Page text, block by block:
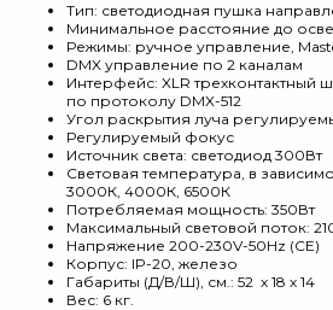
Тип: светодиодная пушка
Минимальное расстояние до
Режимы: ручное управление,
DMX управление по 2 каналам
Интерфейс: XLR трехконтактный
по протоколу DMX-512
Угол раскрытия луча
Регулируемый фокус
Источник света: светодиод 300Вт
Световая температура, в
3000К, 4000К, 6500К
Потребляемая мощность: 350Вт
Максимальный световой поток:
Напряжение 200-230V-50Hz (CE)
Корпус: IP-20, железо
Габариты (Д/В/Ш), см.: 52 х 18 х 14
Вес: 6 кг.